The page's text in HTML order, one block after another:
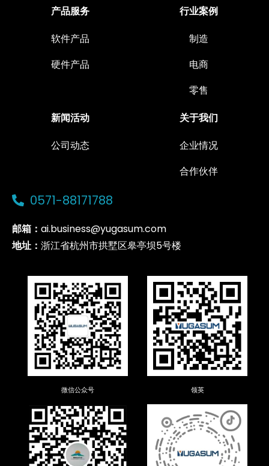
产品服务
软件产品
硬件产品
行业案例
制造
电商
零售
新闻活动
公司动态
关于我们
企业情况
合作伙伴
0571-88171788
邮箱： ai.business@yugasum.com
地址： 浙江省杭州市拱墅区皋亭坝5号楼
微信公众号 领英